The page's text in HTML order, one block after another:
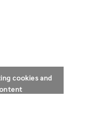
cookies and